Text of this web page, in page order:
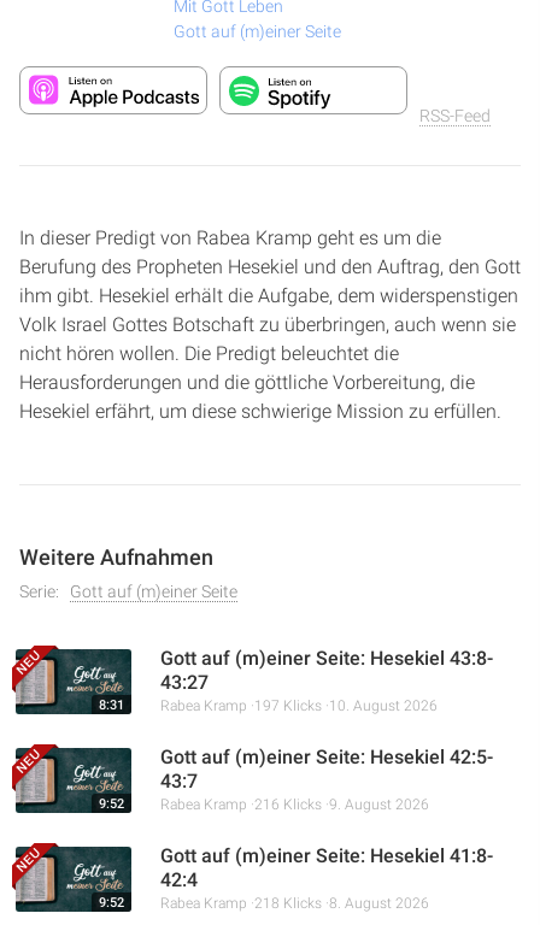
Mit Gott Leben
Gott auf (m)einer Seite
RSS-Feed
In dieser Predigt von Rabea Kramp geht es um die
Berufung des Propheten Hesekiel und den Auftrag, den Gott
ihm gibt. Hesekiel erhält die Aufgabe, dem widerspenstigen
Volk Israel Gottes Botschaft zu überbringen, auch wenn sie
nicht hören wollen. Die Predigt beleuchtet die
Herausforderungen und die göttliche Vorbereitung, die
Hesekiel erfährt, um diese schwierige Mission zu erfüllen.
Weitere Aufnahmen
Serie: Gott auf (m)einer Seite
8:31
Gott auf (m)einer Seite: Hesekiel 43:8-
43:27
Rabea Kramp 197 Klicks 10. August 2026
9:52
Gott auf (m)einer Seite: Hesekiel 42:5-
43:7
Rabea Kramp 216 Klicks 9. August 2026
9:52
Gott auf (m)einer Seite: Hesekiel 41:8-
42:4
Rabea Kramp 218 Klicks 8. August 2026